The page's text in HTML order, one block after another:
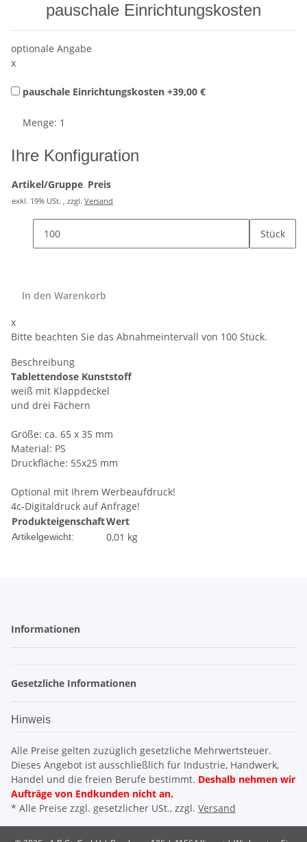
pauschale Einrichtungskosten
optionale Angabe
x
pauschale Einrichtungskosten +39,00 €
Menge: 1
Ihre Konfiguration
Artikel/Gruppe Preis
exkl. 19% USt. , zzgl. Versand
Stück
In den Warenkorb
x
Bitte beachten Sie das Abnahmeintervall von 100 Stück.
Beschreibung
Tablettendose Kunststoff
weiß mit Klappdeckel
und drei Fächern
Größe: ca. 65 x 35 mm
Material: PS
Druckfläche: 55x25 mm
Optional mit Ihrem Werbeaufdruck!
4c-Digitaldruck auf Anfrage!
ProdukteigenschaftWert
Artikelgewicht: 0,01 kg
Informationen
Gesetzliche Informationen
Hinweis
Alle Preise gelten zuzüglich gesetzliche Mehrwertsteuer.
Dieses Angebot ist ausschließlich für Industrie, Handwerk,
Handel und die freien Berufe bestimmt. Deshalb nehmen wir
Aufträge von Endkunden nicht an.
* Alle Preise zzgl. gesetzlicher USt., zzgl. Versand